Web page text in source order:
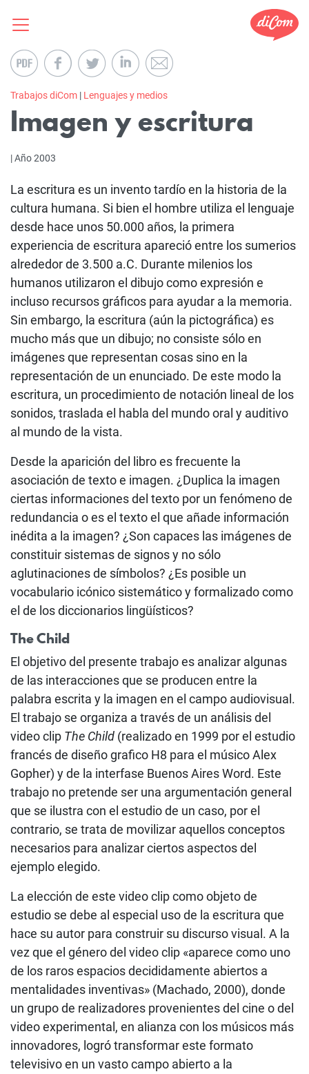
Trabajos diCom | Lenguajes y medios
Imagen y escritura
| Año 2003
La escritura es un invento tardío en la historia de la
cultura humana. Si bien el hombre utiliza el lenguaje
desde hace unos 50.000 años, la primera
experiencia de escritura apareció entre los sumerios
alrededor de 3.500 a.C. Durante milenios los
humanos utilizaron el dibujo como expresión e
incluso recursos gráficos para ayudar a la memoria.
Sin embargo, la escritura (aún la pictográfica) es
mucho más que un dibujo; no consiste sólo en
imágenes que representan cosas sino en la
representación de un enunciado. De este modo la
escritura, un procedimiento de notación lineal de los
sonidos, traslada el habla del mundo oral y auditivo
al mundo de la vista.
Desde la aparición del libro es frecuente la
asociación de texto e imagen. ¿Duplica la imagen
ciertas informaciones del texto por un fenómeno de
redundancia o es el texto el que añade información
inédita a la imagen? ¿Son capaces las imágenes de
constituir sistemas de signos y no sólo
aglutinaciones de símbolos? ¿Es posible un
vocabulario icónico sistemático y formalizado como
el de los diccionarios lingüísticos?
The Child
El objetivo del presente trabajo es analizar algunas
de las interacciones que se producen entre la
palabra escrita y la imagen en el campo audiovisual.
El trabajo se organiza a través de un análisis del
video clip The Child (realizado en 1999 por el estudio
francés de diseño grafico H8 para el músico Alex
Gopher) y de la interfase Buenos Aires Word. Este
trabajo no pretende ser una argumentación general
que se ilustra con el estudio de un caso, por el
contrario, se trata de movilizar aquellos conceptos
necesarios para analizar ciertos aspectos del
ejemplo elegido.
La elección de este video clip como objeto de
estudio se debe al especial uso de la escritura que
hace su autor para construir su discurso visual. A la
vez que el género del video clip «aparece como uno
de los raros espacios decididamente abiertos a
mentalidades inventivas» (Machado, 2000), donde
un grupo de realizadores provenientes del cine o del
video experimental, en alianza con los músicos más
innovadores, logró transformar este formato
televisivo en un vasto campo abierto a la